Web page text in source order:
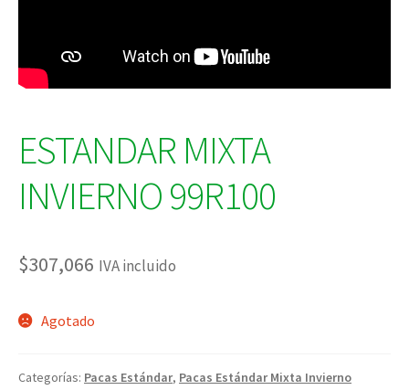
ESTANDAR MIXTA
INVIERNO 99R100
$307,066 IVA incluido
Agotado
Categorías: Pacas Estándar, Pacas Estándar Mixta Invierno